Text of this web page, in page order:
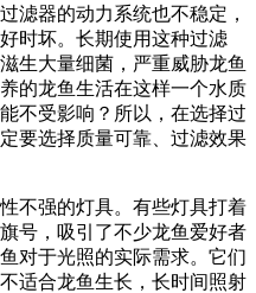
滤器的动力系统也不稳定，
时坏。长期使用这种过滤
生大量细菌，严重威胁龙鱼
的龙鱼生活在这样一个水质
不受影响？所以，在选择过
要选择质量可靠、过滤效果
不强的灯具。有些灯具打着
号，吸引了不少龙鱼爱好者
对于光照的实际需求。它们
适合龙鱼生长，长时间照射